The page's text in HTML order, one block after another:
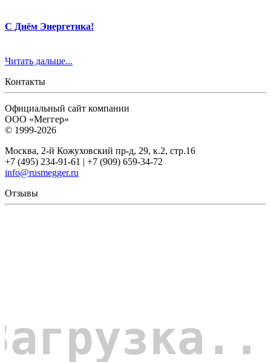
С Днём Энергетика!
Читать дальше...
Контакты
Официальный сайт компании
ООО «Меггер»
© 1999-2026
Москва, 2-й Кожуховский пр-д, 29, к.2, стр.16
+7 (495) 234-91-61 | +7 (909) 659-34-72
info@rusmegger.ru
Отзывы